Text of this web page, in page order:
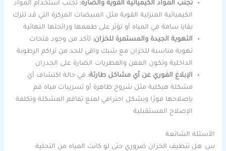
تجنب المواد الكيميائية القوية والضارة: تجنب استخدام المواد
الكيميائية المنزلية القوية مثل المبيضات المركزة التي قد تترك
بقايا سامة في المياه أو تؤثر على طعمها ورائحتها النهائية
التهوية الجيدة والمستمرة للخزان: تأكد من وجود فتحات
تهوية مناسبة للخزان مع شبك واقي للحد من تراكم الرطوبة
الداخلية وتكون العفن والفطريات الضارة على الجدران
الإبلاغ الفوري عن أي مشاكل طارئة: في حالة اكتشاف أي
مشكلة هيكلية مثل شروخ ظاهرة أو تسريبات مياه قم
بإصلاحها فورًا وبشكل احترافي لمنع تفاقم المشكلة وتكلفة
الإصلاح المستقبلية
الأسئلة الشائعة
س: هل تنظيف الخزان ضروري حتى لو كانت المياه من التحلية